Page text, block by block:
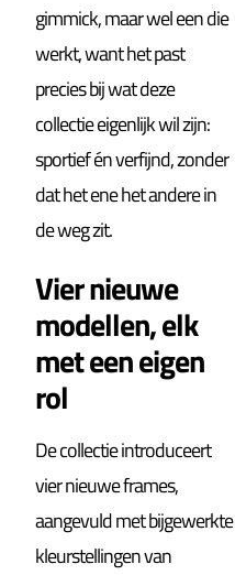
gimmick, maar wel een die
werkt, want het past
precies bij wat deze
collectie eigenlijk wil zijn:
sportief én verfijnd, zonder
dat het ene het andere in
de weg zit.
Vier nieuwe
modellen, elk
met een eigen
rol
De collectie introduceert
vier nieuwe frames,
aangevuld met bijgewerkte
kleurstellingen van